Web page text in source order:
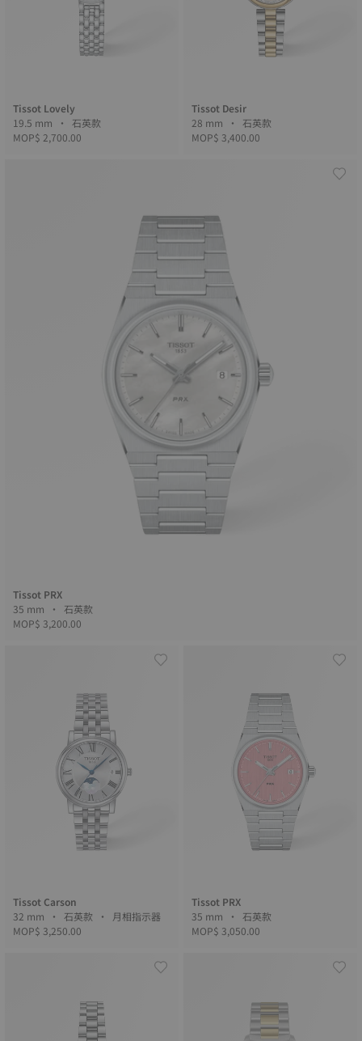
Tissot Lovely
19.5 mm • 石英款
MOP$ 2,700.00
Tissot Desir
28 mm • 石英款
MOP$ 3,400.00
Tissot PRX
35 mm • 石英款
MOP$ 3,200.00
Tissot Carson
32 mm • 石英款 • 月相指示器
MOP$ 3,250.00
Tissot PRX
35 mm • 石英款
MOP$ 3,050.00